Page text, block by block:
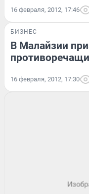
16 февраля, 2012, 17:46
БИЗНЕС
В Малайзии
16 февраля, 2012, 17:30